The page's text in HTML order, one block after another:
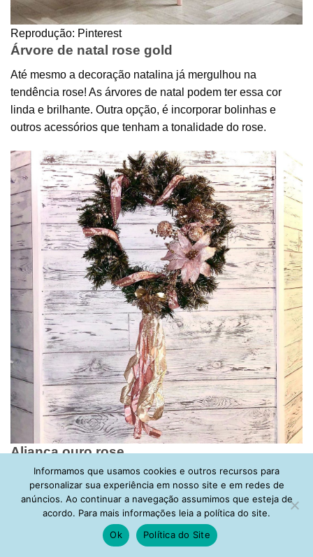
Reprodução: Pinterest
Árvore de natal rose gold
Até mesmo a decoração natalina já mergulhou na
tendência rose! As árvores de natal podem ter essa cor
linda e brilhante. Outra opção, é incorporar bolinhas e
outros acessórios que tenham a tonalidade do rose.
Aliança ouro rose
A aliança é um acessório muito importante para os casais
que querem simbolizar a união de forma material. As
versões em ouro rose são lindas, delicadas e também uma
opção mais alternativa quando comparada com os
tradicionais ouro e prata.
Informamos que usamos cookies e outros recursos para
personalizar sua experiência em nosso site e em redes de
anúncios. Ao continuar a navegação assumimos que esteja de
acordo. Para mais informações leia a política do site.
Ok
Política do Site